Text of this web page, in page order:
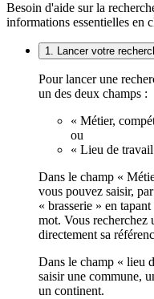
Besoin d'aide sur la
informations essentielles en
1. Lancer votre
Pour lancer une
un des deux champs :
« Métier,
ou
« Lieu de
Dans le champ «
vous pouvez saisir,
« brasserie » en
mot. Vous recherchez
directement sa
Dans le champ « lieu
saisir une commune,
un continent.